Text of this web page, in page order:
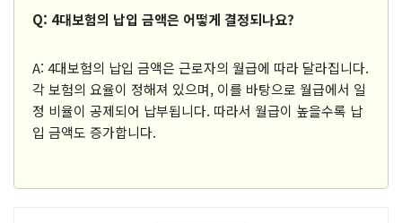
Q: 4대보험의 납입 금액은 어떻게 결정되나요?
A: 4대보험의 납입 금액은 근로자의 월급에 따라 달라집니다.
각 보험의 요율이 정해져 있으며, 이를 바탕으로 월급에서 일
정 비율이 공제되어 납부됩니다. 따라서 월급이 높을수록 납
입 금액도 증가합니다.